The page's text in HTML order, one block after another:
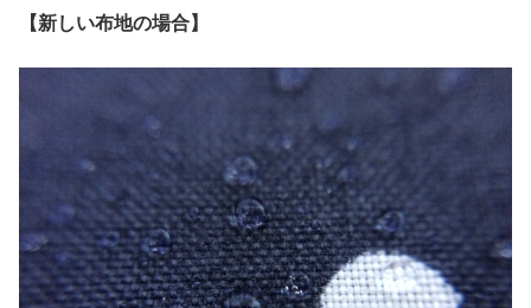
【新しい布地の場合】